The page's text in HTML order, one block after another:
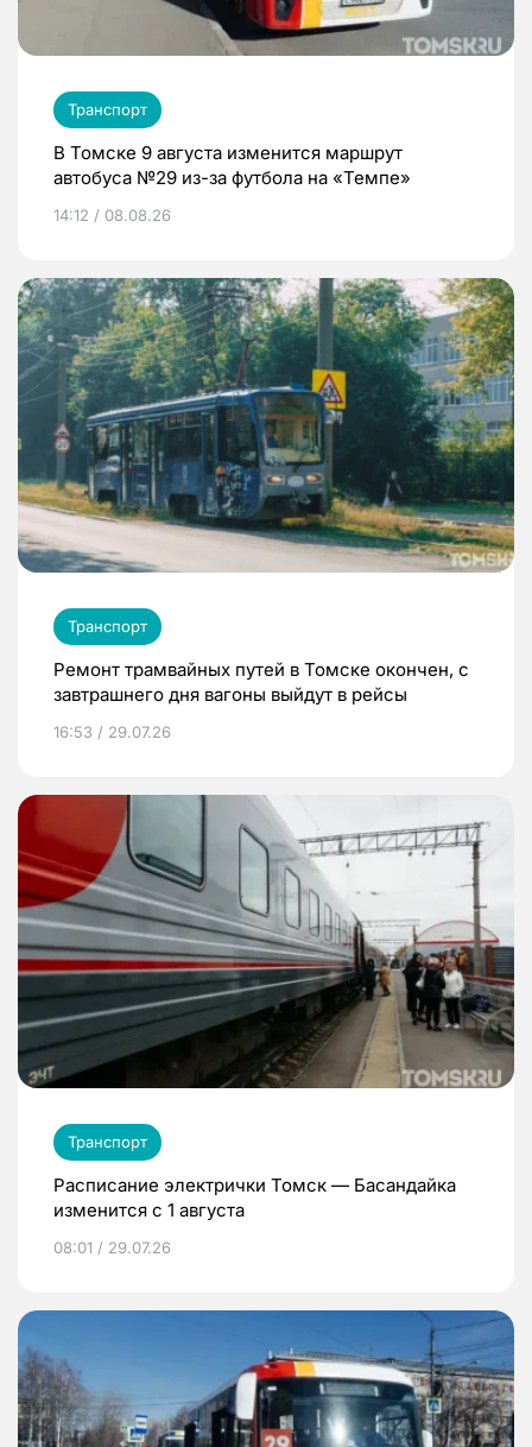
Транспорт
В Томске 9 августа изменится маршрут
автобуса №29 из-за футбола на «Темпе»
14:12 / 08.08.26
Транспорт
Ремонт трамвайных путей в Томске окончен, с
завтрашнего дня вагоны выйдут в рейсы
16:53 / 29.07.26
Транспорт
Расписание электрички Томск — Басандайка
изменится с 1 августа
08:01 / 29.07.26